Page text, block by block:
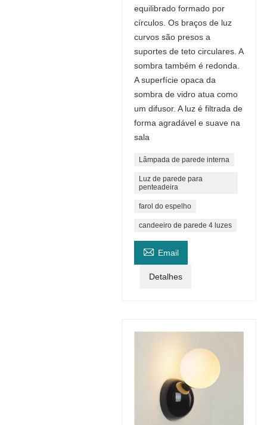
equilibrado formado por
círculos. Os braços de luz
curvos são presos a
suportes de teto circulares. A
sombra também é redonda.
A superfície opaca da
sombra de vidro atua como
um difusor. A luz é filtrada de
forma agradável e suave na
sala
Lâmpada de parede interna
Luz de parede para
penteadeira
farol do espelho
candeeiro de parede 4 luzes
 Email
Detalhes